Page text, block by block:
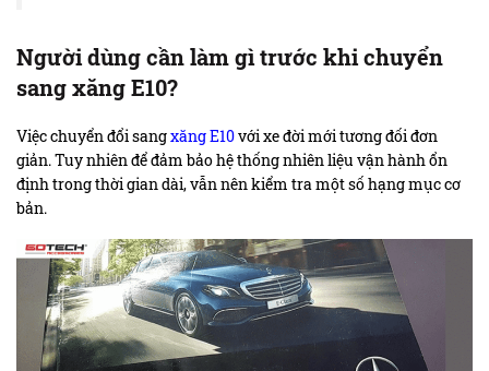
Người dùng cần làm gì trước khi chuyển
sang xăng E10?
Việc chuyển đổi sangxăng E10với xe đời mới tương đối đơn
giản. Tuy nhiên để đảm bảo hệ thống nhiên liệu vận hành ổn
định trong thời gian dài, vẫn nên kiểm tra một số hạng mục cơ
bản.